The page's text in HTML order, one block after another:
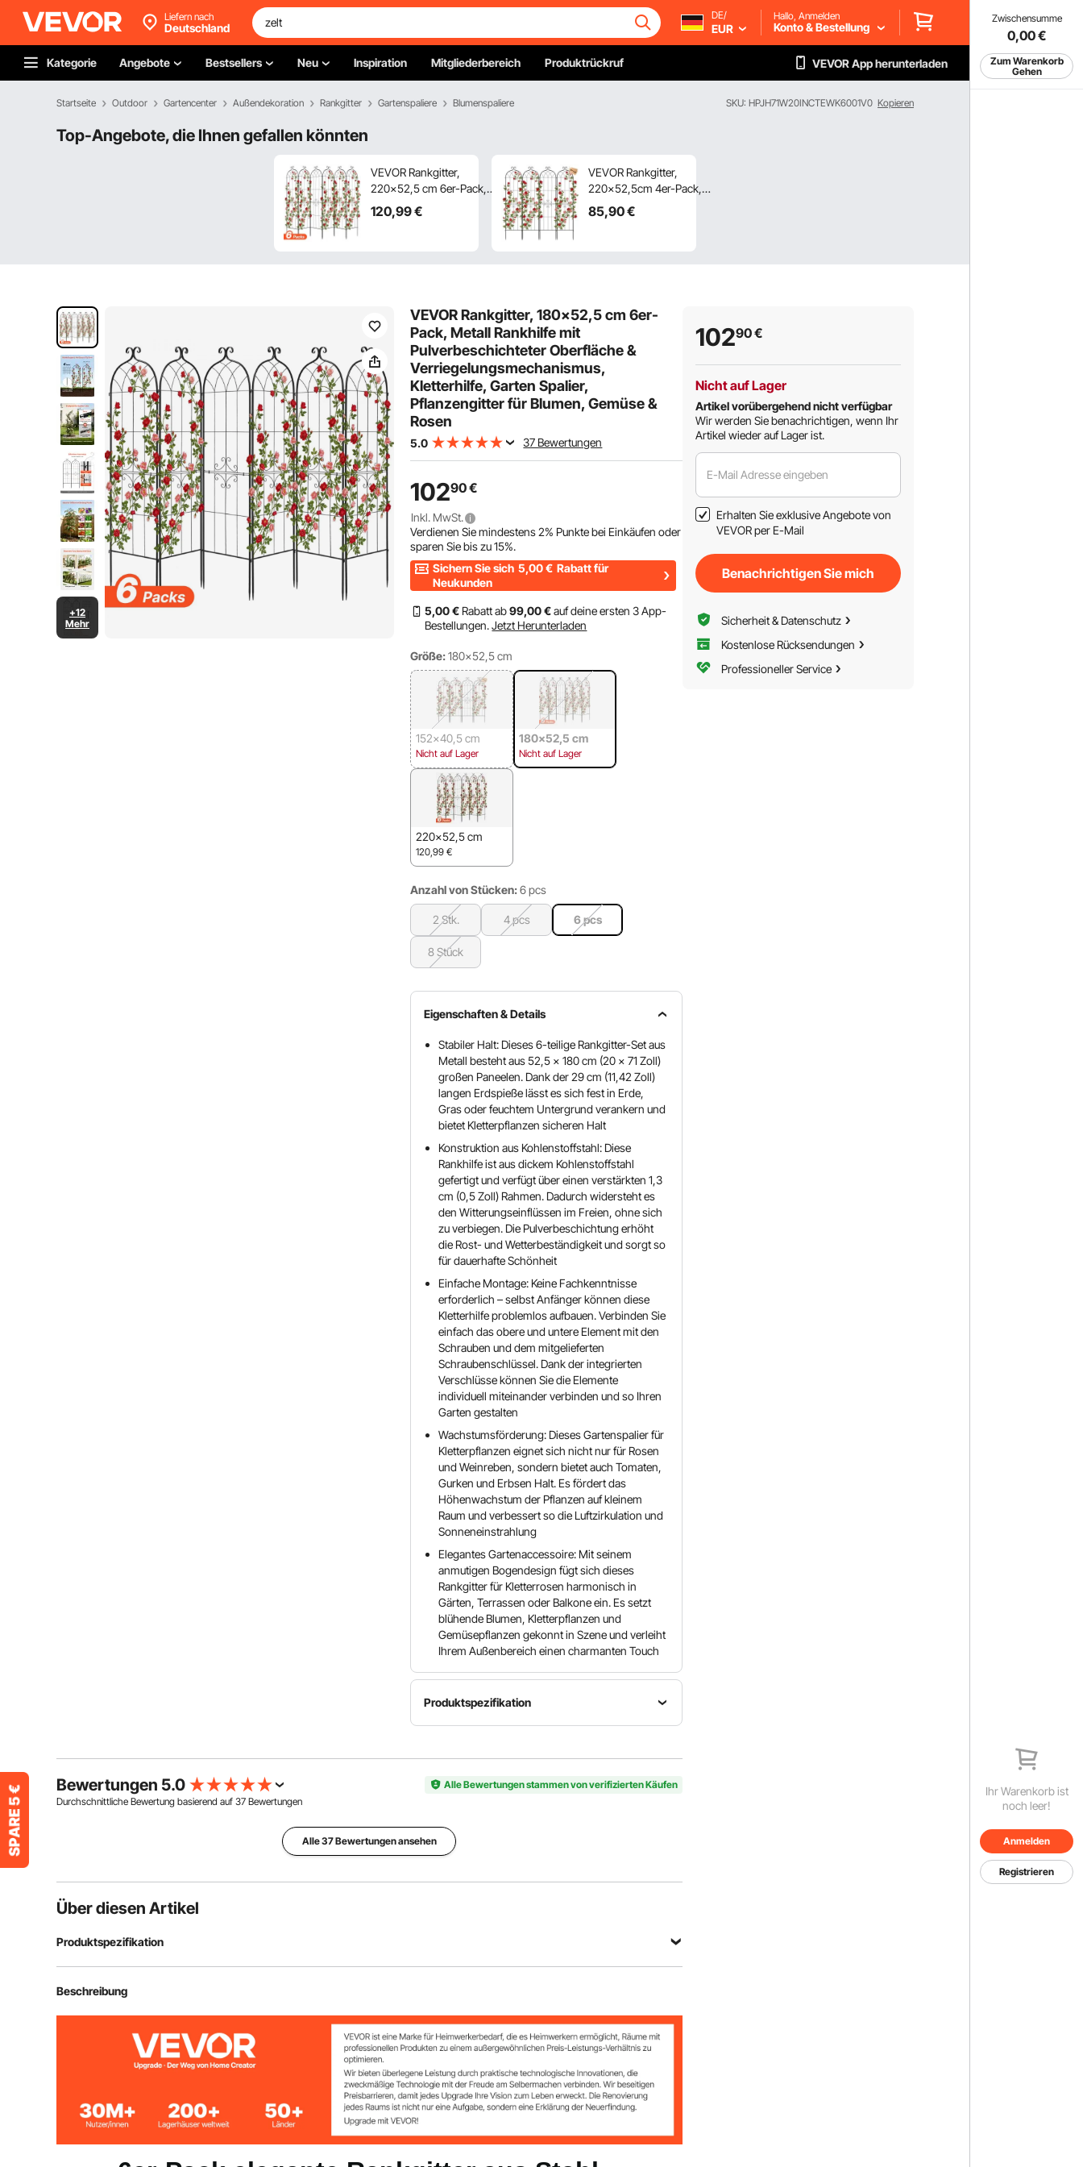
Zwischensumme
0,00€
Zum Warenkorb
Gehen
Ihr Warenkorb ist
noch leer!
Anmelden
Registrieren
Liefern nach
Deutschland
DE/
EUR
Hallo, Anmelden
Konto & Bestellung
Kategorie Angebote Bestsellers Neu Inspiration Mitgliederbereich Produktrückruf VEVOR App herunterladen
Startseite Outdoor Gartencenter Außendekoration Rankgitter Gartenspaliere Blumenspaliere SKU: HPJH71W20INCTEWK6001V0 Kopieren
Top-Angebote, die Ihnen gefallen könnten
VEVOR Rankgitter,
220x52,5 cm 6er-Pack,
Metall Rankhilfe mit
Pulverbeschichteter
120,99€
VEVOR Rankgitter,
220x52,5cm 4er-Pack,
Metall Rankhilfe mit
Pulverbeschichteter
85,90€
+12
Mehr
VEVOR Rankgitter, 180x52,5 cm 6er-
Pack, Metall Rankhilfe mit
Pulverbeschichteter Oberfläche &
Verriegelungsmechanismus,
Kletterhilfe, Garten Spalier,
Pflanzengitter für Blumen, Gemüse &
Rosen
5.0 37 Bewertungen
10290€
Inkl. MwSt.
Verdienen Sie mindestens2% Punkte bei Einkäufen oder
sparen Sie bis zu15%.
Sichern Sie sich 5,00 € Rabatt für
Neukunden
5,00 € Rabatt ab99,00 €auf deine ersten 3 App-
Bestellungen. Jetzt Herunterladen
Größe: 180x52,5 cm
152x40,5 cm
Nicht auf Lager
180x52,5 cm
Nicht auf Lager
220x52,5 cm
120,99 €
Anzahl von Stücken: 6 pcs
2 Stk. 4 pcs 6 pcs
8 Stück
Eigenschaften & Details
Stabiler Halt: Dieses 6-teilige Rankgitter-Set aus
Metall besteht aus 52,5 x 180 cm (20 x 71 Zoll)
großen Paneelen. Dank der 29 cm (11,42 Zoll)
langen Erdspieße lässt es sich fest in Erde,
Gras oder feuchtem Untergrund verankern und
bietet Kletterpflanzen sicheren Halt
Konstruktion aus Kohlenstoffstahl: Diese
Rankhilfe ist aus dickem Kohlenstoffstahl
gefertigt und verfügt über einen verstärkten 1,3
cm (0,5 Zoll) Rahmen. Dadurch widersteht es
den Witterungseinflüssen im Freien, ohne sich
zu verbiegen. Die Pulverbeschichtung erhöht
die Rost- und Wetterbeständigkeit und sorgt so
für dauerhafte Schönheit
Einfache Montage: Keine Fachkenntnisse
erforderlich – selbst Anfänger können diese
Kletterhilfe problemlos aufbauen. Verbinden Sie
einfach das obere und untere Element mit den
Schrauben und dem mitgelieferten
Schraubenschlüssel. Dank der integrierten
Verschlüsse können Sie die Elemente
individuell miteinander verbinden und so Ihren
Garten gestalten
Wachstumsförderung: Dieses Gartenspalier für
Kletterpflanzen eignet sich nicht nur für Rosen
und Weinreben, sondern bietet auch Tomaten,
Gurken und Erbsen Halt. Es fördert das
Höhenwachstum der Pflanzen auf kleinem
Raum und verbessert so die Luftzirkulation und
Sonneneinstrahlung
Elegantes Gartenaccessoire: Mit seinem
anmutigen Bogendesign fügt sich dieses
Rankgitter für Kletterrosen harmonisch in
Gärten, Terrassen oder Balkone ein. Es setzt
blühende Blumen, Kletterpflanzen und
Gemüsepflanzen gekonnt in Szene und verleiht
Ihrem Außenbereich einen charmanten Touch
Produktspezifikation
EKHPJ180
Stahl
Q195
Bewertungen 5.0
Alle Bewertungen stammen von verifizierten Käufen
Durchschnittliche Bewertung basierend auf 37 Bewertungen
Alle 37 Bewertungen ansehen
Über diesen Artikel
Produktspezifikation
Artikelmodellnummer
Hauptmaterial Stahl Q195
Beschreibung
10290€
Nicht auf Lager
Artikel vorübergehend nicht verfügbar
Wir werden Sie benachrichtigen, wenn Ihr
Artikel wieder auf Lager ist.
E-Mail Adresse eingeben
Erhalten Sie exklusive Angebote von
VEVOR per E-Mail
Benachrichtigen Sie mich
Sicherheit & Datenschutz
Kostenlose Rücksendungen
Professioneller Service